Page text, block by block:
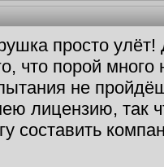
просто
что порой
не
лицензию, так
составить